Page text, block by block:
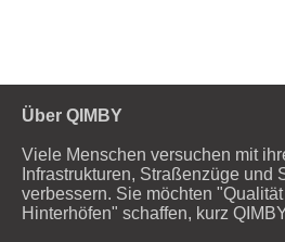
Über QIMBY
Viele Menschen versuchen mit
Infrastrukturen, Straßenzüge und
verbessern. Sie möchten
Hinterhöfen" schaffen, kurz